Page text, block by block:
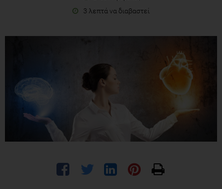
3 λεπτά να διαβαστεί